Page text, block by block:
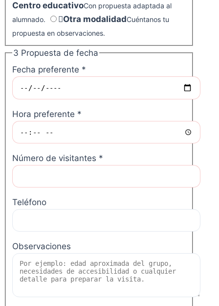
Centro educativoCon propuesta adaptada al
alumnado.
Otra modalidadCuéntanos tu
propuesta en observaciones.
3 Propuesta de fecha
Fecha preferente *
Hora preferente *
Número de visitantes *
Teléfono
Observaciones